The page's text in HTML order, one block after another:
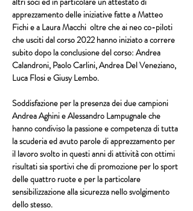
apprezzamento delle iniziative fatte a Matteo
Fichi e a Laura Macchi oltre che ai neo co-piloti
che usciti dal corso 2022 hanno iniziato a correre
subito dopo la conclusione del corso: Andrea
Calandroni, Paolo Carlini, Andrea Del Veneziano,
Luca Flosi e Giusy Lembo.
Soddisfazione per la presenza dei due campioni
Andrea Aghini e Alessandro Lampugnale che
hanno condiviso la passione e competenza di tutta
la scuderia ed avuto parole di apprezzamento per
il lavoro svolto in questi anni di attività con ottimi
risultati sia sportivi che di promozione per lo sport
delle quattro ruote e per la particolare
sensibilizzazione alla sicurezza nello svolgimento
dello stesso.